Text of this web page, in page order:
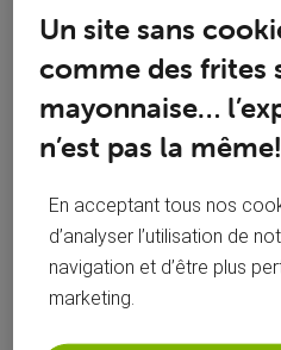
Oldest First
Un site sans
comme des frites
mayonnaise…
n’est pas la même!
En acceptant tous nos
d’analyser l’utilisation de
navigation et d’être plus
marketing.